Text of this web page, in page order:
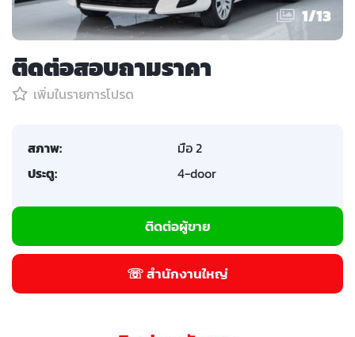
1/13
ติดต่อสอบถามราคา
เพิ่มในรายการโปรด
สภาพ:
มือ 2
ประตู:
4-door
ติดต่อผู้ขาย
☏ สำนักงานใหญ่